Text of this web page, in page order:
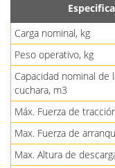
Carga nominal, kg
Peso operativo, kg
Capacidad nominal de
cuchara, m3
Máx. Fuerza de
Max. Fuerza de
Max. Altura de